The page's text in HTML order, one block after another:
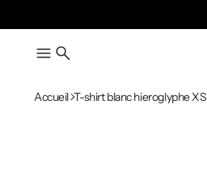
Accueil T-shirt blanc hieroglyphe XS